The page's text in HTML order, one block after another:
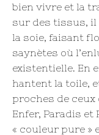
bien vivre et la
sur des tissus,
la soie, faisant
saynètes où
existentielle. En
hantent la toile,
proches de ceux
Enfer, Paradis et
« couleur pure »